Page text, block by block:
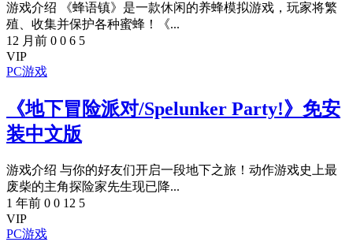
游戏介绍 《蜂语镇》是一款休闲的养蜂模拟游戏，玩家将繁
殖、收集并保护各种蜜蜂！《...
12 月前 0 0 6 5
VIP
PC游戏
《地下冒险派对/Spelunker Party!》免安
装中文版
游戏介绍 与你的好友们开启一段地下之旅！动作游戏史上最
废柴的主角探险家先生现已降...
1 年前 0 0 12 5
VIP
PC游戏